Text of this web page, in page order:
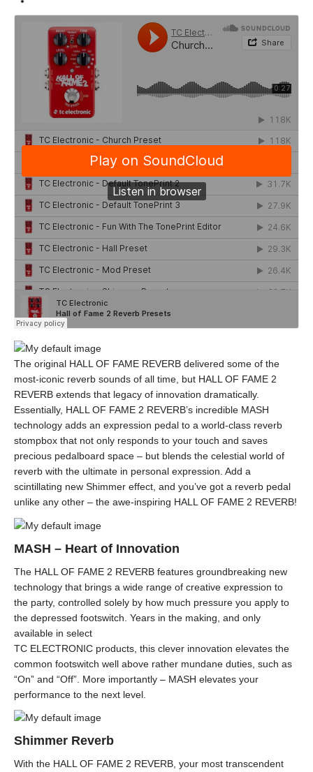
The original HALL OF FAME REVERB delivered some of the
most-iconic reverb sounds of all time, but HALL OF FAME 2
REVERB extends that legacy of innovation dramatically.
Essentially, HALL OF FAME 2 REVERB’s incredible MASH
technology adds an expression pedal to a world-class reverb
stompbox that not only responds to your touch and saves
precious pedalboard space – but blends the celestial world of
reverb with the ultimate in personal expression. Add a
scintillating new Shimmer effect, and you’ve got a reverb pedal
unlike any other – the awe-inspiring HALL OF FAME 2 REVERB!
MASH – Heart of Innovation
The HALL OF FAME 2 REVERB features groundbreaking new
technology that brings a wide range of creative expression to
the party, controlled solely by how much pressure you apply to
the depressed footswitch. Years in the making, and only
available in select
TC ELECTRONIC products, this clever innovation elevates the
common footswitch well above rather mundane duties, such as
“On” and “Off”. More importantly – MASH elevates your
performance to the next level.
Shimmer Reverb
With the HALL OF FAME 2 REVERB, your most transcendent